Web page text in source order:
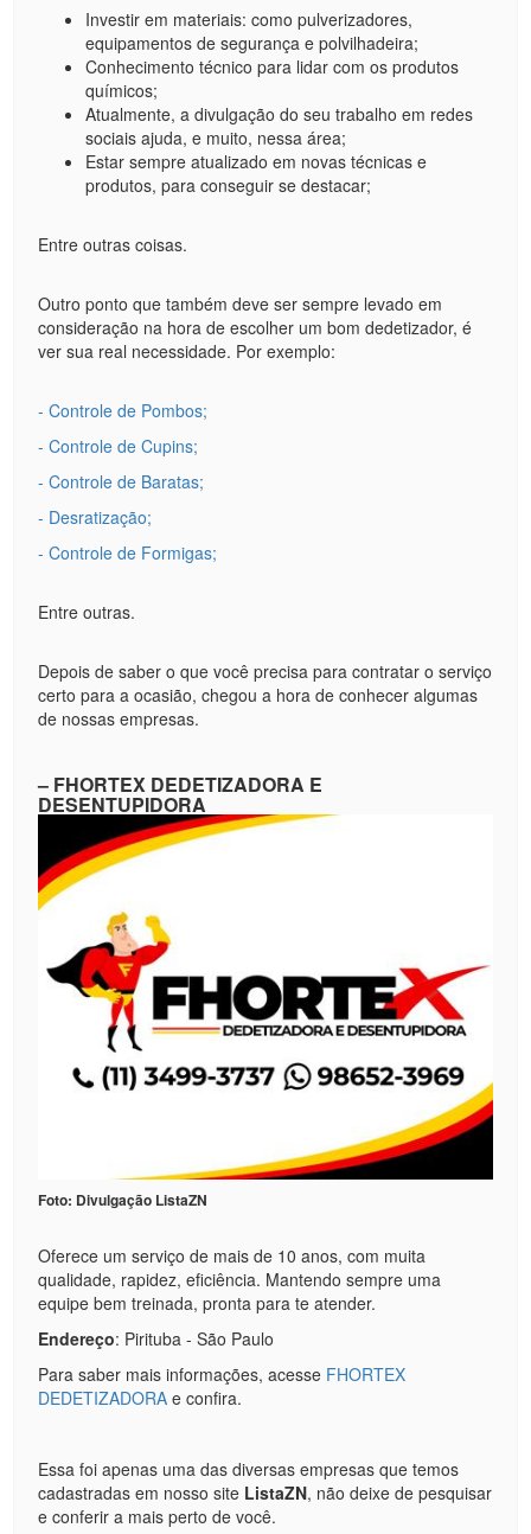
Investir em materiais: como pulverizadores,
equipamentos de segurança e polvilhadeira;
Conhecimento técnico para lidar com os produtos
químicos;
Atualmente, a divulgação do seu trabalho em redes
sociais ajuda, e muito, nessa área;
Estar sempre atualizado em novas técnicas e
produtos, para conseguir se destacar;
Entre outras coisas.
Outro ponto que também deve ser sempre levado em
consideração na hora de escolher um bom dedetizador, é
ver sua real necessidade. Por exemplo:
- Controle de Pombos;
- Controle de Cupins;
- Controle de Baratas;
- Desratização;
- Controle de Formigas;
Entre outras.
Depois de saber o que você precisa para contratar o serviço
certo para a ocasião, chegou a hora de conhecer algumas
de nossas empresas.
– FHORTEX DEDETIZADORA E
DESENTUPIDORA
Foto: Divulgação ListaZN
Oferece um serviço de mais de 10 anos, com muita
qualidade, rapidez, eficiência. Mantendo sempre uma
equipe bem treinada, pronta para te atender.
Endereço: Pirituba - São Paulo
Para saber mais informações, acesse FHORTEX
DEDETIZADORA e confira.
Essa foi apenas uma das diversas empresas que temos
cadastradas em nosso site ListaZN, não deixe de pesquisar
e conferir a mais perto de você.